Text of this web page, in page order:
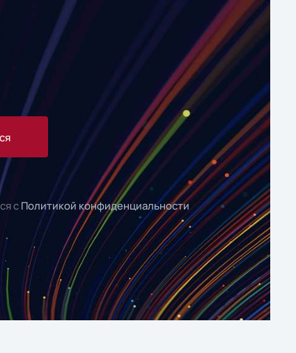
сПолитикой конфиденциальности